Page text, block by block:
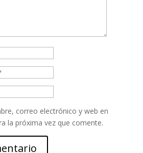
correo electrónico y web en
la próxima vez que comente.